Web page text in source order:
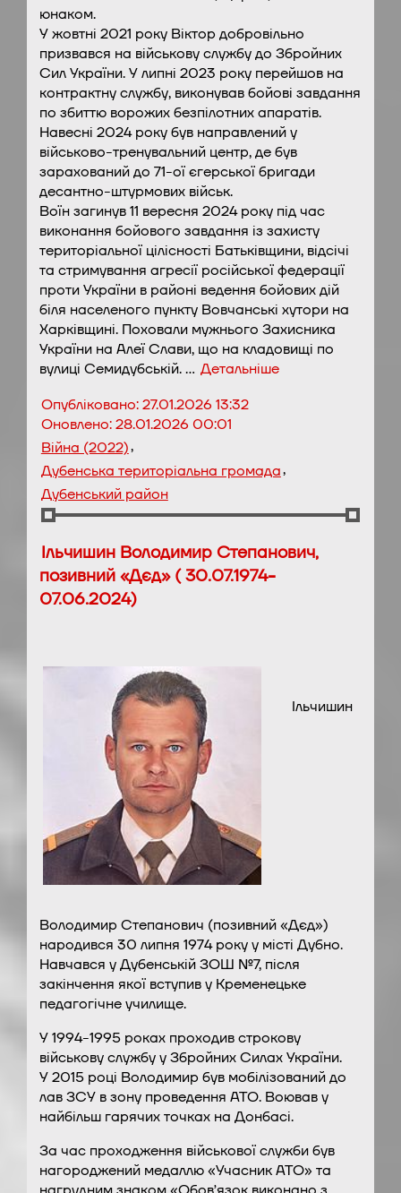
юнаком.
У жовтні 2021 року Віктор добровільно
призвався на військову службу до Збройних
Сил України. У липні 2023 року перейшов на
контрактну службу, виконував бойові завдання
по збиттю ворожих безпілотних апаратів.
Навесні 2024 року був направлений у
військово-тренувальний центр, де був
зарахований до 71-ої єгерської бригади
десантно-штурмових військ.
Воїн загинув 11 вересня 2024 року під час
виконання бойового завдання із захисту
територіальної цілісності Батьківщини, відсічі
та стримування агресії російської федерації
проти України в районі ведення бойових дій
біля населеного пункту Вовчанські хутори на
Харківщині. Поховали мужнього Захисника
України на Алеї Слави, що на кладовищі по
вулиці Семидубській. … Детальніше
Опубліковано:27.01.2026 13:32
Оновлено:28.01.2026 00:01
Війна (2022),
Дубенська територіальна громада,
Дубенський район
Ільчишин Володимир Степанович,
позивний «Дєд» ( 30.07.1974-
07.06.2024)
Ільчишин
Володимир Степанович (позивний «Дєд»)
народився 30 липня 1974 року у місті Дубно.
Навчався у Дубенській ЗОШ №7, після
закінчення якої вступив у Кременецьке
педагогічне училище.
У 1994-1995 роках проходив строкову
військову службу у Збройних Силах України.
У 2015 році Володимир був мобілізований до
лав ЗСУ в зону проведення АТО. Воював у
найбільш гарячих точках на Донбасі.
За час проходження військової служби був
нагороджений медаллю «Учасник АТО» та